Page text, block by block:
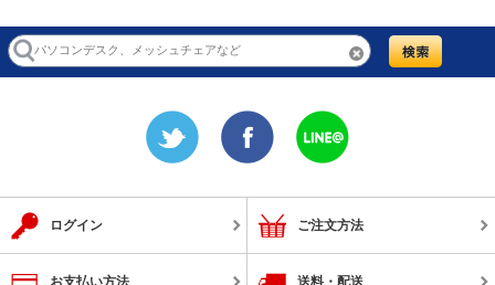
ログイン ご注文方法
お支払い方法 送料・配送